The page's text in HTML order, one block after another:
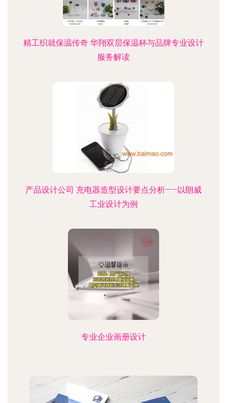
精工织就保温传奇 华翔双层保温杯与品牌专业设计
服务解读
产品设计公司 充电器造型设计要点分析——以朗威
工业设计为例
专业企业画册设计